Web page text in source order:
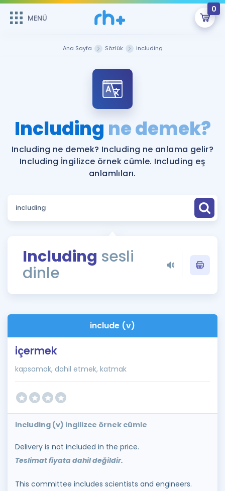
MENÜ
0
Şifremi Hatırlamıyorum
ÜYE DEĞİLİM
Sepetin Şu An Boş.
Remzi Hoca ile seni sınava hazırlayacak onlarca eğitim seni
bekliyor!
MENÜ
Katılımcı Görüşleri
Faydalı Araçlar
Sözlük
Rehberlik Aracı
ÖSYM Sınav Takvimi
İngilizce Gramer
Hakkımızda
Ana Sayfa Sözlük including
Including ne demek?
Including ne demek? Including ne anlama gelir?
Including İngilizce örnek cümle. Including eş
anlamlıları.
Including sesli
dinle
include (v)
içermek
kapsamak, dahil etmek, katmak
Including (v) ingilizce örnek cümle
Delivery is not included in the price.
Teslimat fiyata dahil değildir.
This committee includes scientists and engineers.